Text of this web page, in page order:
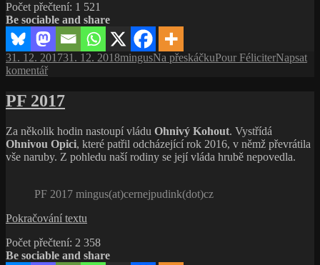
Počet přečtení: 1 521
Be sociable and share
Publikováno:
31. 12. 201731. 12. 2018Autor:
mingusRubriky:
Na přeskáčkuŠtítky:
Pour FéliciterNapsat
komentářpro
s
názvem
2018
PF 2017
Za několik hodin nastoupí vládu Ohnivý Kohout. Vystřídá
Ohnivou Opici, které patřil odcházející rok 2016, v němž převrátila
vše naruby. Z pohledu naší rodiny se její vláda hrubě nepovedla.
PF 2017 mingus(at)cernejpudink(dot)cz
Pokračování textu
Počet přečtení: 2 358
Be sociable and share